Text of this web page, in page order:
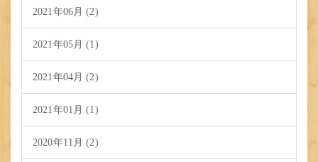
2021年06月 (2)
2021年05月 (1)
2021年04月 (2)
2021年01月 (1)
2020年11月 (2)